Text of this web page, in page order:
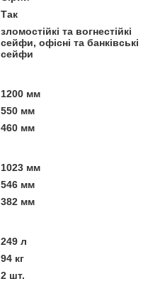
Так
зломостійкі та вогнестійкі
сейфи, офісні та банківські
сейфи
1200 мм
550 мм
460 мм
1023 мм
546 мм
382 мм
249 л
94 кг
2 шт.